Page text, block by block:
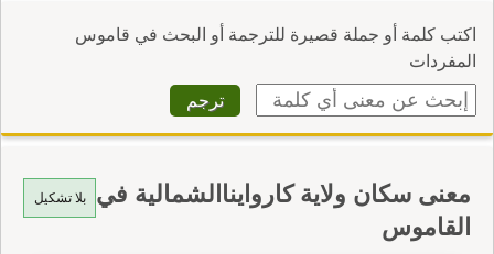
اكتب كلمة أو جملة قصيرة للترجمة أو البحث في قاموس
المفردات
بلا تشكيل
معنى سكان ولاية كاروايناالشمالية في
القاموس